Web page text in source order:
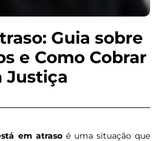
Guia sobre
e Como Cobrar
Justiça
em atrasoé uma situação que